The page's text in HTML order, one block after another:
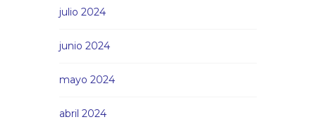
julio 2024
junio 2024
mayo 2024
abril 2024